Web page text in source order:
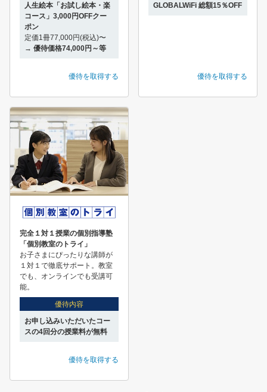
人生絵本「お試し絵本・楽
コース」3,000円OFFクー
ポン
定価1冊77,000円(税込)〜
→ 優待価格74,000円～等
優待を取得する
GLOBALWiFi 総額15％OFF
優待を取得する
完全１対１授業の個別指導塾
「個別教室のトライ」
お子さまにぴったりな講師が
１対１で徹底サポート。教室
でも、オンラインでも受講可
能。
優待内容
お申し込みいただいたコー
スの4回分の授業料が無料
優待を取得する